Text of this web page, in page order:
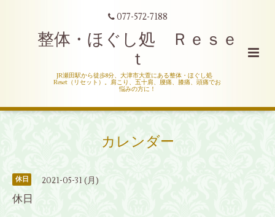
077-572-7188
整体・ほぐし処 Ｒｅｓｅ
ｔ
JR瀬田駅から徒歩8分、大津市大萱にある整体・ほぐし処
Reset（リセット）。肩こり、五十肩、腰痛、膝痛、頭痛でお
悩みの方に！
カレンダー
休日 2021-05-31 (月)
休日